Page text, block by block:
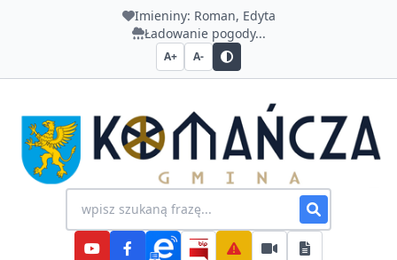
Imieniny: Roman, Edyta
Ładowanie pogody...
A+ A-
Urząd Gminy Komańcza
Wyszukiwanie na stronie